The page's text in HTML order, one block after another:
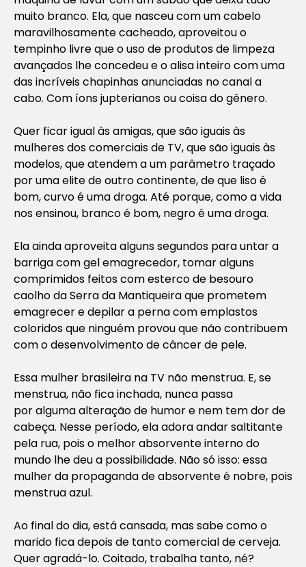
muito branco. Ela, que nasceu com um cabelo
maravilhosamente cacheado, aproveitou o
tempinho livre que o uso de produtos de limpeza
avançados lhe concedeu e o alisa inteiro com uma
das incríveis chapinhas anunciadas no canal a
cabo. Com íons jupterianos ou coisa do gênero.
Quer ficar igual às amigas, que são iguais às
mulheres dos comerciais de TV, que são iguais às
modelos, que atendem a um parâmetro traçado
por uma elite de outro continente, de que liso é
bom, curvo é uma droga. Até porque, como a vida
nos ensinou, branco é bom, negro é uma droga.
Ela ainda aproveita alguns segundos para untar a
barriga com gel emagrecedor, tomar alguns
comprimidos feitos com esterco de besouro
caolho da Serra da Mantiqueira que prometem
emagrecer e depilar a perna com emplastos
coloridos que ninguém provou que não contribuem
com o desenvolvimento de câncer de pele.
Essa mulher brasileira na TV não menstrua. E, se
menstrua, não fica inchada, nunca passa
por alguma alteração de humor e nem tem dor de
cabeça. Nesse período, ela adora andar saltitante
pela rua, pois o melhor absorvente interno do
mundo lhe deu a possibilidade. Não só isso: essa
mulher da propaganda de absorvente é nobre, pois
menstrua azul.
Ao final do dia, está cansada, mas sabe como o
marido fica depois de tanto comercial de cerveja.
Quer agradá-lo. Coitado, trabalha tanto, né?